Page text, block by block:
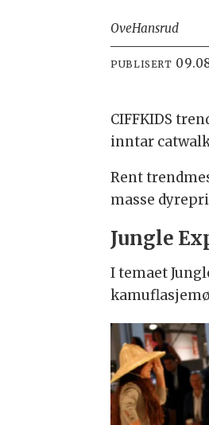
OveHansrud
PUBLISERT
CIFFKIDS
inntar
Rent
masse
Jungle
I temaet